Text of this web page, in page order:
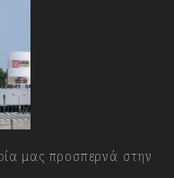
μας προσπερνά στην